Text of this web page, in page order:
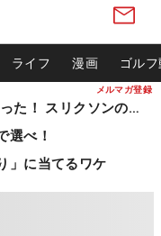
メルマガ登録
ライフ 漫画 ゴル
『4』が消え『R』が加わった！ スリクソンの新作
選べ！
」に当てるワケ